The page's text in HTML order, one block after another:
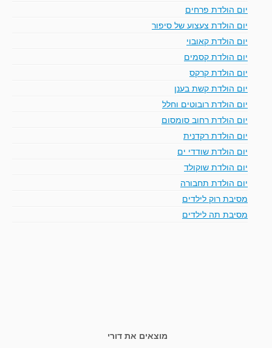
יום הולדת פרחים
יום הולדת צעצוע של סיפור
יום הולדת קאובוי
יום הולדת קסמים
יום הולדת קרקס
יום הולדת קשת בענן
יום הולדת רובוטים וחלל
יום הולדת רחוב סומסום
יום הולדת רקדנית
יום הולדת שודדי ים
יום הולדת שוקולד
יום הולדת תחבורה
מסיבת רוק לילדים
מסיבת תה לילדים
מוצאים את דורי